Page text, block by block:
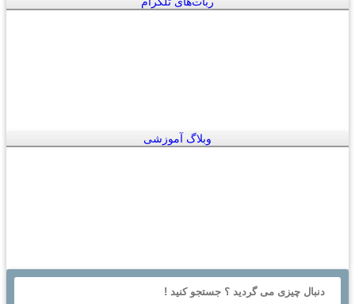
وبلاگ آموزشی